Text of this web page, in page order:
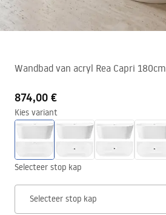
Wandbad van acryl Rea Capri 180cm
874,00 €
Kies variant
Selecteer stop kap
Selecteer stop kap